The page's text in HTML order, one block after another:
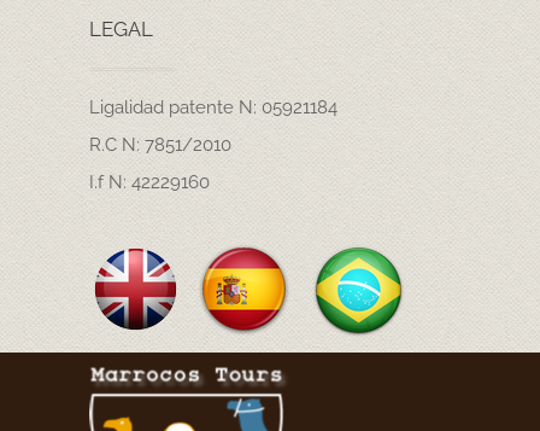
Ligalidad patente N: 05921184
R.C N: 7851/2010
I.f N: 42229160
LEGAL